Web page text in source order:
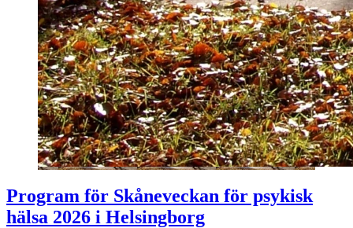
Program för Skåneveckan för psykisk
hälsa 2026 i Helsingborg